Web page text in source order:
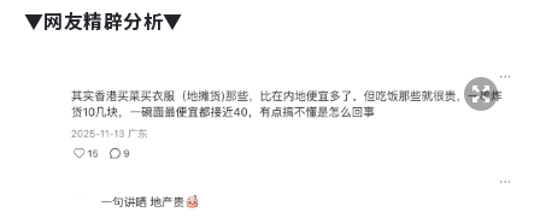
▼网友精辟分析▼